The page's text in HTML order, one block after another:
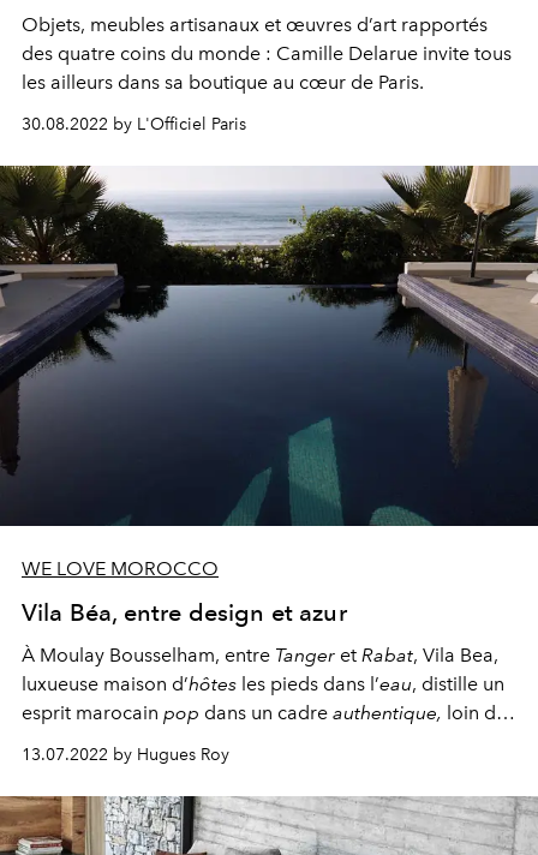
Objets, meubles artisanaux et œuvres d’art rapportés
des quatre coins du monde : Camille Delarue invite tous
les ailleurs dans sa boutique au cœur de Paris.
30.08.2022 by L'Officiel Paris
WE LOVE MOROCCO
Vila Béa, entre design et azur
À Moulay Bousselham, entre Tanger et Rabat, Vila Bea,
luxueuse maison d’hôtes les pieds dans l’eau, distille un
esprit marocain pop dans un cadre authentique, loin des
spots à la mode.
13.07.2022 by Hugues Roy